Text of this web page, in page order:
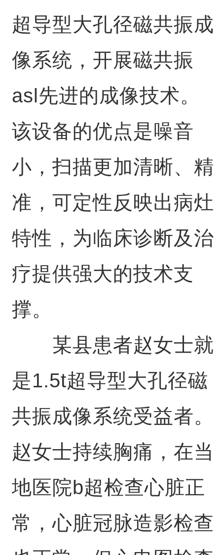
超导型大孔径磁共振成
像系统，开展磁共振
asl先进的成像技术。
该设备的优点是噪音
小，扫描更加清晰、精
准，可定性反映出病灶
特性，为临床诊断及治
疗提供强大的技术支
撑。
某县患者赵女士就
是1.5t超导型大孔径磁
共振成像系统受益者。
赵女士持续胸痛，在当
地医院b超检查心脏正
常，心脏冠脉造影检查